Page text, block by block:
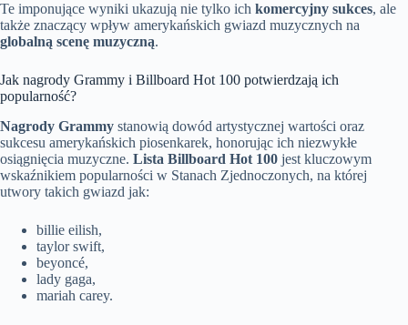
Te imponujące wyniki ukazują nie tylko ich komercyjny sukces, ale
także znaczący wpływ amerykańskich gwiazd muzycznych na
globalną scenę muzyczną.
Jak nagrody Grammy i Billboard Hot 100 potwierdzają ich
popularność?
Nagrody Grammy stanowią dowód artystycznej wartości oraz
sukcesu amerykańskich piosenkarek, honorując ich niezwykłe
osiągnięcia muzyczne. Lista Billboard Hot 100 jest kluczowym
wskaźnikiem popularności w Stanach Zjednoczonych, na której
utwory takich gwiazd jak:
billie eilish,
taylor swift,
beyoncé,
lady gaga,
mariah carey.